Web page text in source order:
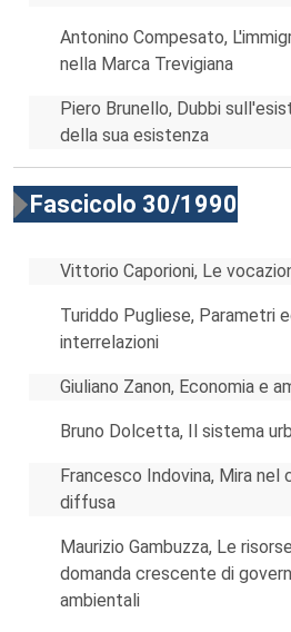
Antonino Compesato,
nella Marca Trevigiana
Piero Brunello, Dubbi
della sua esistenza
Fascicolo 30/1990
Vittorio Caporioni, Le
Turiddo Pugliese, Parametri
interrelazioni
Giuliano Zanon, Economia e
Bruno Dolcetta, Il sistema
Francesco Indovina, Mira
diffusa
Maurizio Gambuzza, Le
domanda crescente di
ambientali